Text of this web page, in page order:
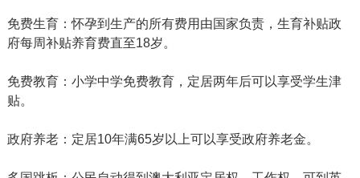
免费生育：怀孕到生产的所有费用由国家负责，生育补贴政
府每周补贴养育费直至18岁。
免费教育：小学中学免费教育，定居两年后可以享受学生津
贴。
政府养老：定居10年满65岁以上可以享受政府养老金。